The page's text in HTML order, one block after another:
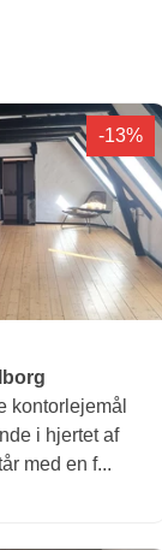
-13%
kontorlejemål
i hjertet af
med en f...